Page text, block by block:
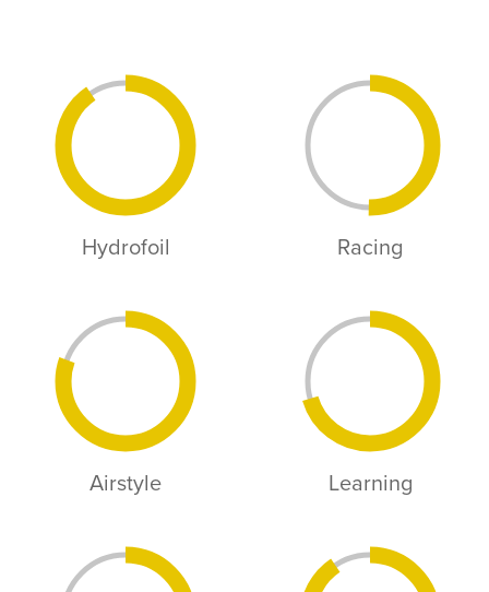
Hydrofoil Racing
Airstyle Learning